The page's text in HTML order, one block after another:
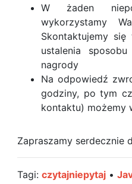
W żaden
wykorzystamy
Skontaktujemy
ustalenia
nagrody
Na odpowiedź
godziny, po tym
kontaktu) możemy
Zapraszamy serdecznie
Tagi: czytajniepytaj•